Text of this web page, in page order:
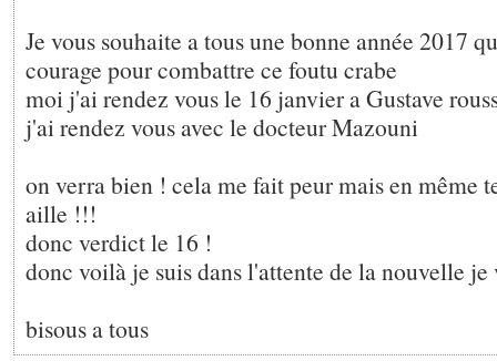
Je vous souhaite a tous une bonne année 2017
courage pour combattre ce foutu crabe
moi j'ai rendez vous le 16 janvier a Gustave
j'ai rendez vous avec le docteur Mazouni
on verra bien ! cela me fait peur mais en même
aille !!!
donc verdict le 16 !
donc voilà je suis dans l'attente de la nouvelle je
bisous a tous